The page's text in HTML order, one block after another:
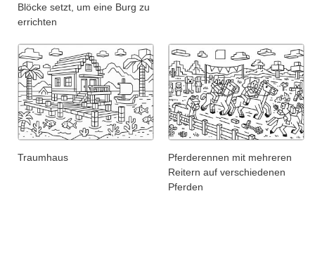
Blöcke setzt, um eine Burg zu
errichten
Traumhaus
Pferderennen mit mehreren
Reitern auf verschiedenen
Pferden